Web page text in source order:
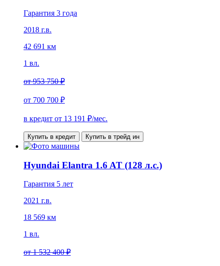
Гарантия 3 года
2018 г.в.
42 691 км
1 вл.
от953 750 ₽
от 700 700 ₽
в кредит от 13 191 ₽/мес.
Купить в кредит Купить в трейд ин
Hyundai Elantra 1.6 AT (128 л.с.)
Гарантия 5 лет
2021 г.в.
18 569 км
1 вл.
от1 532 400 ₽